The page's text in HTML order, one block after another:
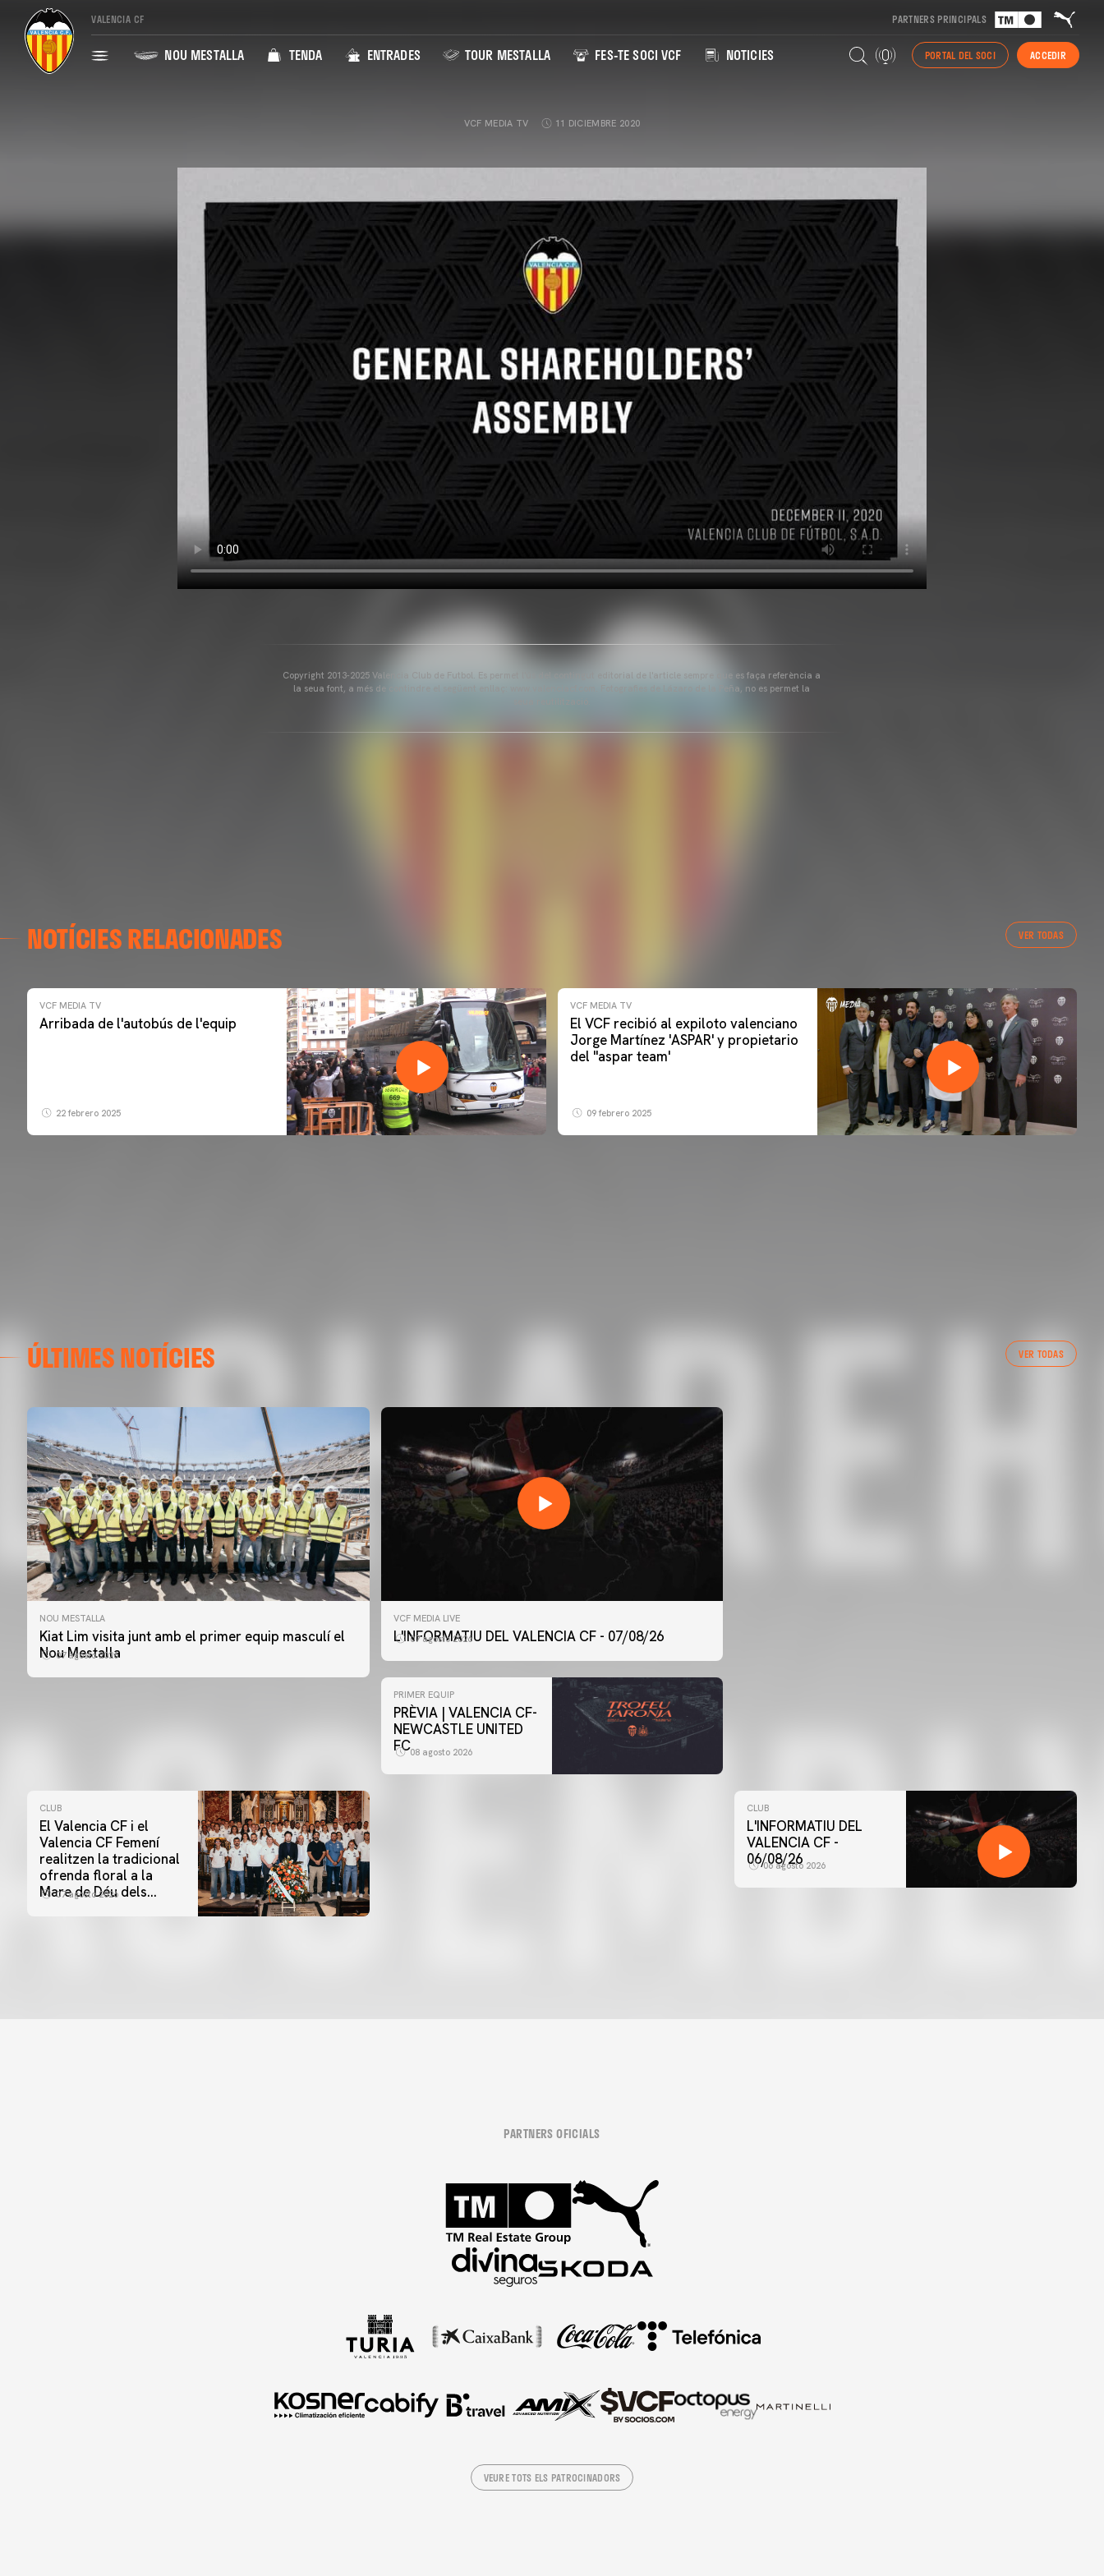
VALENCIA CF PARTNERS PRINCIPALS
NOU MESTALLA TENDA ENTRADES TOUR MESTALLA FES-TE SOCI VCF NOTICIES PORTAL DEL SOCI ACCEDIR
VCF MEDIA TV 11 DICIEMBRE 2020
Copyright 2013-2025 Valencia Club de Futbol. Es permet l'ús del contingut editorial de l'article sempre que es faça referència a
la seua font, a més de contindre el següent enllaç: www.valenciacf.com. Fotografies de Lázaro de la Peña, no es permet la
NOTÍCIES RELACIONADES VER TODAS
VCF MEDIA TV
Arribada de l'autobús de l'equip
22 febrero 2025
VCF MEDIA TV
El VCF recibió al expiloto valenciano
Jorge Martínez 'ASPAR' y propietario
del ''aspar team'
09 febrero 2025
ÚLTIMES NOTÍCIES VER TODAS
NOU MESTALLA
Kiat Lim visita junt amb el primer equip masculí el
Nou Mestalla
07 agosto 2026
VCF MEDIA LIVE
L'INFORMATIU DEL VALENCIA CF - 07/08/26
07 agosto 2026
ENTRENAMENT DEL VALENCIA CF 7/8/2026
PRIMER EQUIP
PRÈVIA | VALENCIA CF-
NEWCASTLE UNITED
FC08 agosto 2026
CLUB
El Valencia CF i el
Valencia CF Femení
realitzen la tradicional
ofrenda floral a la
Mare de Déu dels
07 agosto 2026
CLUB
L'INFORMATIU DEL
VALENCIA CF -
06/08/26
06 agosto 2026
PARTNERS OFICIALS
VEURE TOTS ELS PATROCINADORS